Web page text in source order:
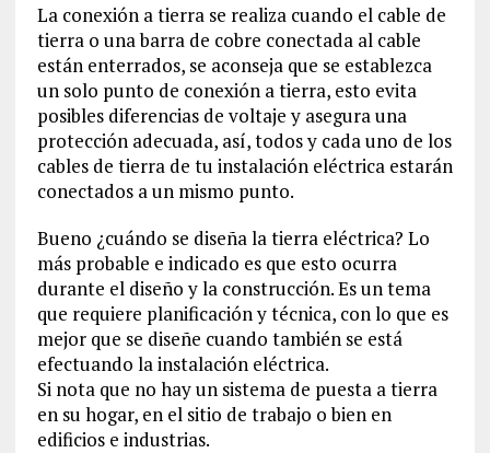
La conexión a tierra se realiza cuando el cable de
tierra o una barra de cobre conectada al cable
están enterrados, se aconseja que se establezca
un solo punto de conexión a tierra, esto evita
posibles diferencias de voltaje y asegura una
protección adecuada, así, todos y cada uno de los
cables de tierra de tu instalación eléctrica estarán
conectados a un mismo punto.
Bueno ¿cuándo se diseña la tierra eléctrica? Lo
más probable e indicado es que esto ocurra
durante el diseño y la construcción. Es un tema
que requiere planificación y técnica, con lo que es
mejor que se diseñe cuando también se está
efectuando la instalación eléctrica.
Si nota que no hay un sistema de puesta a tierra
en su hogar, en el sitio de trabajo o bien en
edificios e industrias.